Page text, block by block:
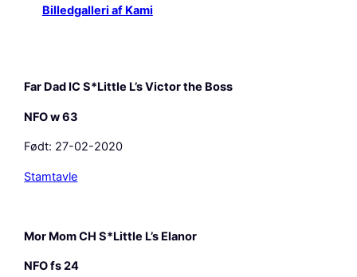
Billedgalleri af Kami
Far Dad IC S*Little L’s Victor the Boss
NFO w 63
Født: 27-02-2020
Stamtavle
Mor MomCH S*Little L’s Elanor
NFO fs 24